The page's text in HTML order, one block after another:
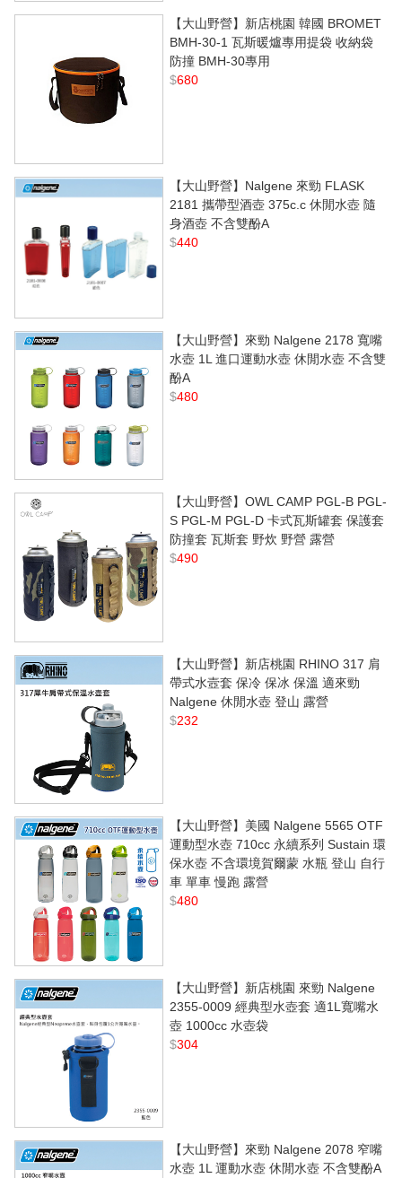
【大山野營】新店桃園 韓國 BROMET
BMH-30-1 瓦斯暖爐專用提袋 收納袋
防撞 BMH-30專用
$680
【大山野營】Nalgene 來勁 FLASK
2181 攜帶型酒壺 375c.c 休閒水壺 隨
身酒壺 不含雙酚A
$440
【大山野營】來勁 Nalgene 2178 寬嘴
水壺 1L 進口運動水壺 休閒水壺 不含雙
酚A
$480
【大山野營】OWL CAMP PGL-B PGL-
S PGL-M PGL-D 卡式瓦斯罐套 保護套
防撞套 瓦斯套 野炊 野營 露營
$490
【大山野營】新店桃園 RHINO 317 肩
帶式水壼套 保冷 保冰 保溫 適來勁
Nalgene 休閒水壺 登山 露營
$232
【大山野營】美國 Nalgene 5565 OTF
運動型水壺 710cc 永續系列 Sustain 環
保水壺 不含環境賀爾蒙 水瓶 登山 自行
車 單車 慢跑 露營
$480
【大山野營】新店桃園 來勁 Nalgene
2355-0009 經典型水壺套 適1L寬嘴水
壺 1000cc 水壺袋
$304
【大山野營】來勁 Nalgene 2078 窄嘴
水壺 1L 運動水壺 休閒水壺 不含雙酚A